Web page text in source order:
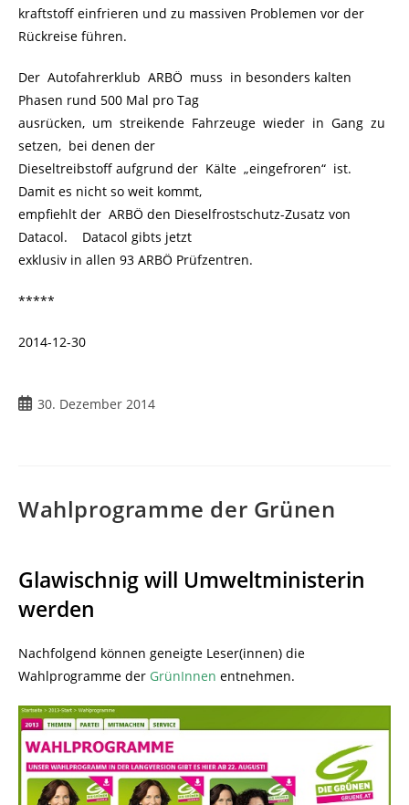
kraftstoff einfrieren und zu massiven Problemen vor der
Rückreise führen.
Der Autofahrerklub ARBÖ muss in besonders kalten
Phasen rund 500 Mal pro Tag
ausrücken, um streikende Fahrzeuge wieder in Gang zu
setzen, bei denen der
Dieseltreibstoff aufgrund der Kälte „eingefroren“ ist.
Damit es nicht so weit kommt,
empfiehlt der ARBÖ den Dieselfrostschutz-Zusatz von
Datacol. Datacol gibts jetzt
exklusiv in allen 93 ARBÖ Prüfzentren.
*****
2014-12-30
Beitrag
30. Dezember 2014
Wahlprogramme der Grünen
Glawischnig will Umweltministerin
werden
Nachfolgend können geneigte Leser(innen) die
Wahlprogramme der GrünInnen entnehmen.